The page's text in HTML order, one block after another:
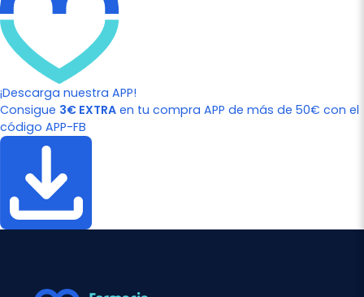
¡Descarga nuestra APP!
Consigue 3€ EXTRA en tu compra APP de más de 50€ con el
código APP-FB